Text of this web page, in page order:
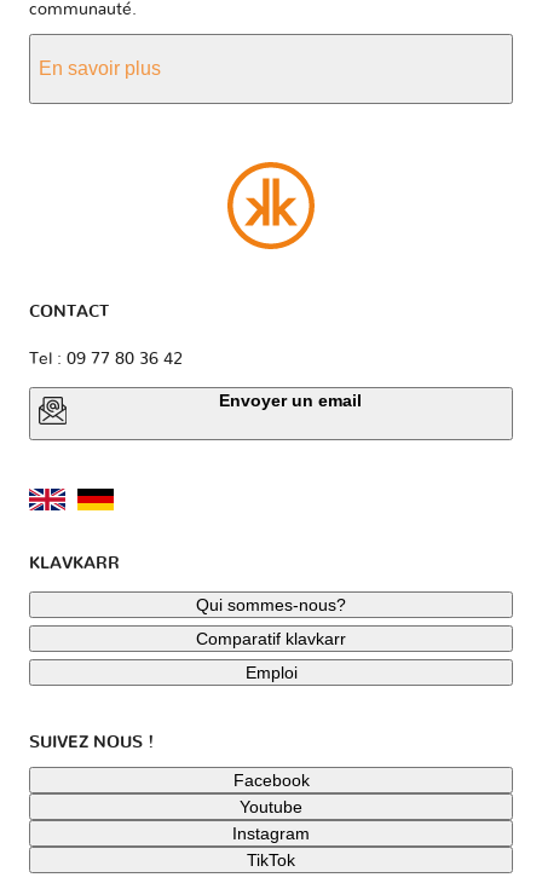
communauté.
En savoir plus
CONTACT
Tel : 09 77 80 36 42
Envoyer un email
KLAVKARR
Qui sommes-nous?
Comparatif klavkarr
Emploi
SUIVEZ NOUS !
Facebook
Youtube
Instagram
TikTok